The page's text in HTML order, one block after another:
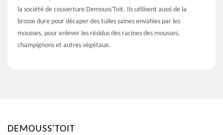
la société de couverture Demouss'Toit. Ils utilisent aussi de la
brosse dure pour décaper des tuiles saines envahies par les
mousses, pour enlever les résidus des racines des mousses,
champignons et autres végétaux.
DEMOUSS'TOIT